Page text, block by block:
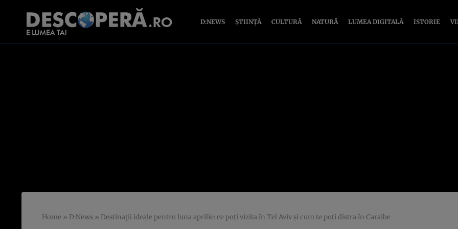
D:NEWS ȘTIINȚĂ CULTURĂ NATURĂ LUMEA DIGITALĂ ISTORIE
Home » D:News » Destinaţii ideale pentru luna aprilie: ce poţi vizita în Tel Aviv şi cum te poţi distra în Caraibe